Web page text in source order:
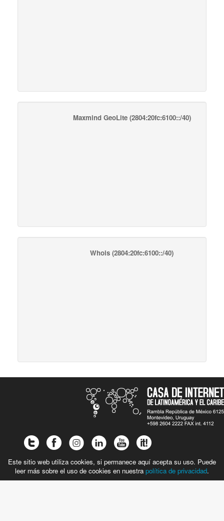
Maxmind GeoLite(2804:20fc:6100::/40)
Whois (2804:20fc:6100::/40)
Este sitio web utiliza cookies, si permanece aquí acepta su uso. Puede
leer más sobre el uso de cookies en nuestra política de privacidad.